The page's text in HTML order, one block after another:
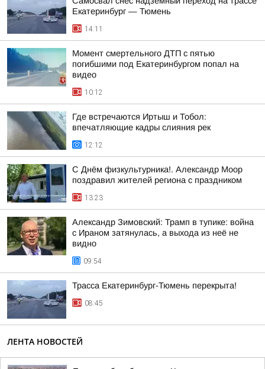
Екатеринбург — Тюмень
14:11
Момент смертельного ДТП с пятью
погибшими под Екатеринбургом попал на
видео
10:12
Где встречаются Иртыш и Тобол:
впечатляющие кадры слияния рек
12:12
С Днём физкультурника!. Александр Моор
поздравил жителей региона с праздником
13:23
Александр Зимовский: Трамп в тупике: война
с Ираном затянулась, а выхода из неё не
видно
09:54
Трасса Екатеринбург-Тюмень перекрыта!
08:45
ЛЕНТА НОВОСТЕЙ